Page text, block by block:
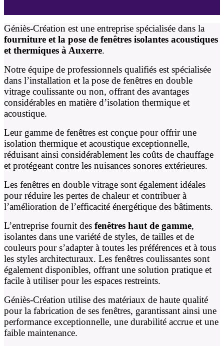
Géniès-Création est une entreprise spécialisée dans la
fourniture et la pose de fenêtres isolantes acoustiques
et thermiques à Auxerre.
Notre équipe de professionnels qualifiés est spécialisée
dans l’installation et la pose de fenêtres en double
vitrage coulissante ou non, offrant des avantages
considérables en matière d’isolation thermique et
acoustique.
Leur gamme de fenêtres est conçue pour offrir une
isolation thermique et acoustique exceptionnelle,
réduisant ainsi considérablement les coûts de chauffage
et protégeant contre les nuisances sonores extérieures.
Les fenêtres en double vitrage sont également idéales
pour réduire les pertes de chaleur et contribuer à
l’amélioration de l’efficacité énergétique des bâtiments.
L’entreprise fournit des fenêtres haut de gamme,
isolantes dans une variété de styles, de tailles et de
couleurs pour s’adapter à toutes les préférences et à tous
les styles architecturaux. Les fenêtres coulissantes sont
également disponibles, offrant une solution pratique et
facile à utiliser pour les espaces restreints.
Géniès-Création utilise des matériaux de haute qualité
pour la fabrication de ses fenêtres, garantissant ainsi une
performance exceptionnelle, une durabilité accrue et une
faible maintenance.